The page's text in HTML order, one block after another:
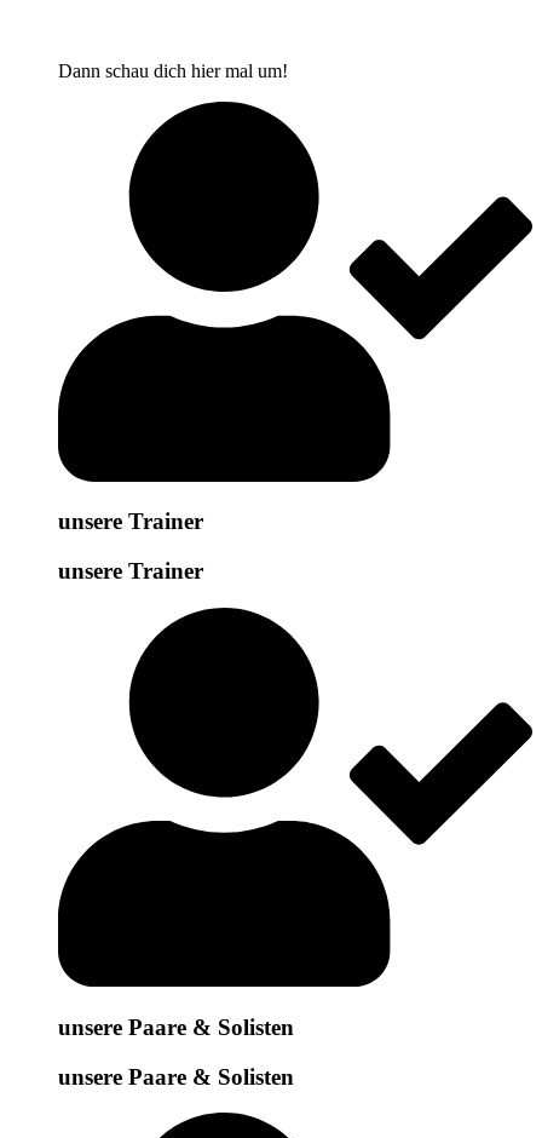
Dann schau dich hier mal um!
unsere Trainer
unsere Trainer
unsere Paare & Solisten
unsere Paare & Solisten